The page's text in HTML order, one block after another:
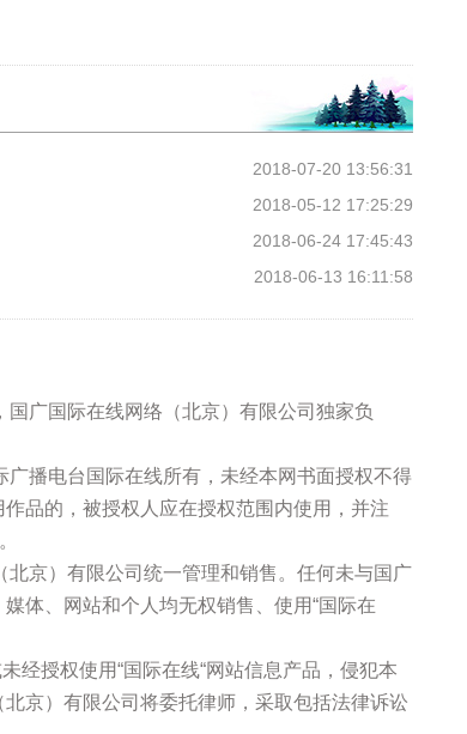
2018-07-20 13:56:31
2018-05-12 17:25:29
2018-06-24 17:45:43
2018-06-13 16:11:58
国广国际在线网络（北京）有限公司独家负
广播电台国际在线所有，未经本网书面授权不得
品的，被授权人应在授权范围内使用，并注
北京）有限公司统一管理和销售。任何未与国广
体、网站和个人均无权销售、使用“国际在
经授权使用“国际在线“网站信息产品，侵犯本
京）有限公司将委托律师，采取包括法律诉讼